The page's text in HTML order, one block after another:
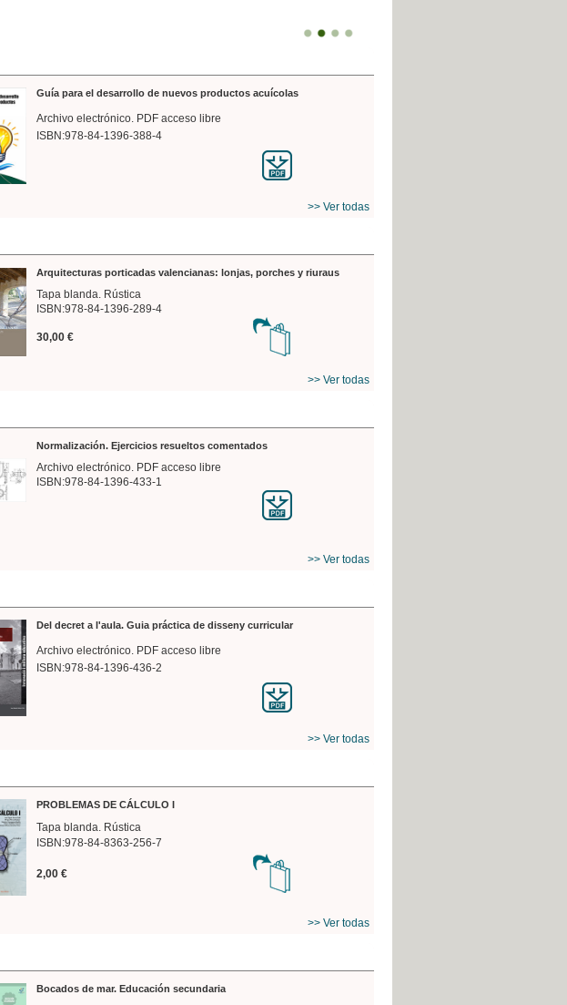
Guía para el desarrollo de nuevos productos acuícolas
Archivo electrónico. PDF acceso libre
ISBN:978-84-1396-388-4
>> Ver todas
Arquitecturas porticadas valencianas: lonjas, porches y riuraus
Tapa blanda. Rústica
ISBN:978-84-1396-289-4
30,00 €
>> Ver todas
Normalización. Ejercicios resueltos comentados
Archivo electrónico. PDF acceso libre
ISBN:978-84-1396-433-1
>> Ver todas
Del decret a l'aula. Guia práctica de disseny curricular
Archivo electrónico. PDF acceso libre
ISBN:978-84-1396-436-2
>> Ver todas
PROBLEMAS DE CÁLCULO I
Tapa blanda. Rústica
ISBN:978-84-8363-256-7
2,00 €
>> Ver todas
Bocados de mar. Educación secundaria